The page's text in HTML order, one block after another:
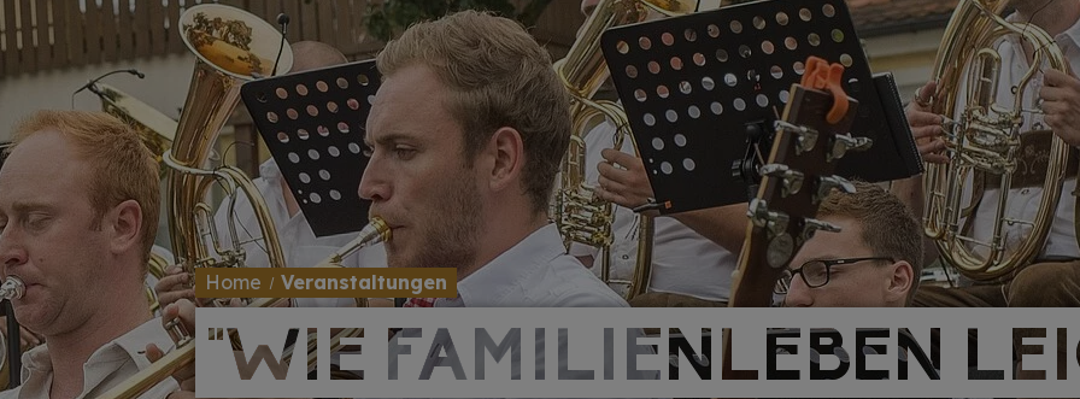
Home Veranstaltungen
"WIE FAMILIENLEBEN
"WIE FAMILIENLEBEN